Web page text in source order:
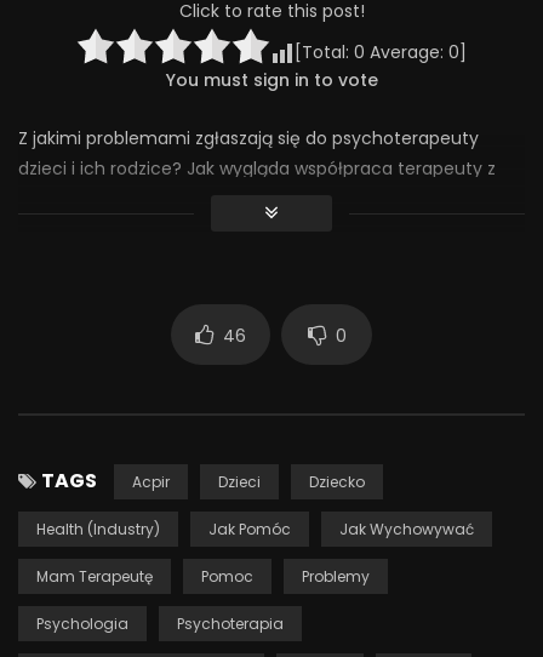
Click to rate this post!
[Total: 0 Average: 0]
You must sign in to vote
Z jakimi problemami zgłaszają się do psychoterapeuty
dzieci i ich rodzice? Jak wygląda współpraca terapeuty z
“ABC Psychoterapii” to cykl programów realizowanych w
ramach projektu “Mam Terapeutę” – akcji społecznej
akcji jest psychoedukacja oraz łamanie stereotypów
Projekt tworzy przestrzeń do społecznego dialogu na temat
zdrowia psychicznego i psychoterapii.
6 512
46 0
TAGS Acpir Dzieci Dziecko
Health (Industry) Jak Pomóc Jak Wychowywać
Mam Terapeutę Pomoc Problemy
Psychologia Psychoterapia